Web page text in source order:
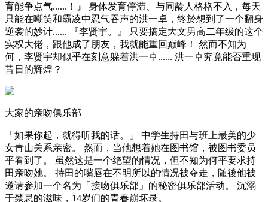
育能争点气......！』 身体发育停滞、与同龄人格格不入，每天
只能在嘲笑和霸凌中忍气吞声的洪一卓，终於想到了一个翻身
逆袭的妙计...... 『李贤宇。』 只要搞定大文男高二年级的这个
实权大佬，跟他成了朋友，我就能重回巅峰！ 然而不知为
何，李贤宇却似乎在刻意躲着洪一卓...... 洪一卓究竟能否重现
昔日的辉煌？
大家的亲吻俱乐部
「如果你起，就得听我的话。」 中学生持田与班上最美的少
女青山关系亲密。 然而，当他想着她在图书馆，被图书委员
平看到了。 虽然这是一个绝望的情况，但不知为何平要求持
田亲吻她。 持田的嘴唇在不明所以的情况被夺走，随後他被
邀请参加一个名为「接吻俱乐部」的秘密俱乐部活动。 沉溺
于禁忌的滋味，14岁们的青春崩坏录。